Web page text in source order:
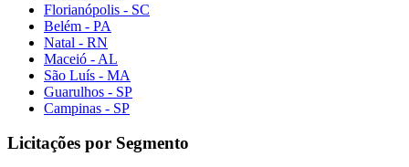
Florianópolis - SC
Belém - PA
Natal - RN
Maceió - AL
São Luís - MA
Guarulhos - SP
Campinas - SP
Licitações por Segmento